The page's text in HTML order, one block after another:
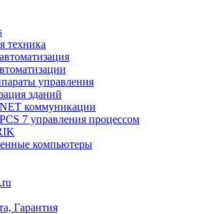
техника
управления
зданий
коммуникации
7 управления процессом
компьютеры
Гарантия